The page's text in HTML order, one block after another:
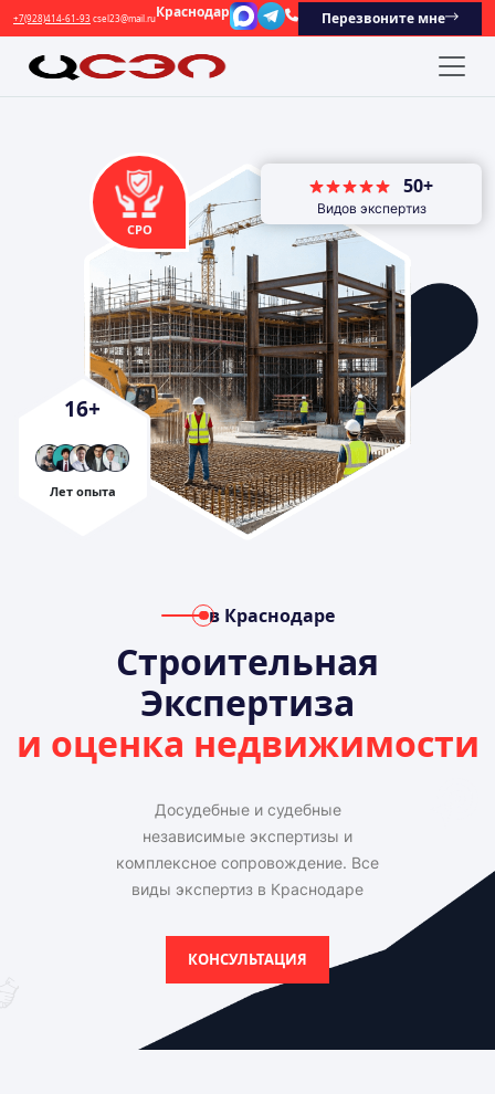
+7(928)414-61-93 csel23@mail.ruКраснодар Перезвоните мне
в Краснодаре
Строительная
Экспертиза
и оценка недвижимости
Досудебные и судебные
независимые экспертизы и
комплексное сопровождение. Все
виды экспертиз в Краснодаре
КОНСУЛЬТАЦИЯ
16+
Лет опыта
СРО
50+
Видов экспертиз